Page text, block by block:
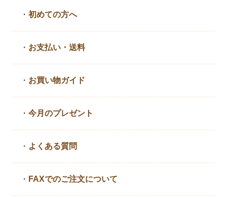
・初めての方へ
・ お支払い・送料
・ お買い物ガイド
・今月のプレゼント
・ よくある質問
・ FAXでのご注文について